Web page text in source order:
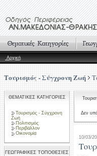
Αρχική
Τουρισμός - Σύγχρονη Ζωή
ΘΕΜΑΤΙΚΕΣ ΚΑΤΗΓΟΡΙΕΣ
Τουρισμός - Σύγχρονη
Ζωή
Πολιτισμός
Περιβάλλον
Οικονομία
ΓΕΩΓΡΑΦΙΚΕΣ ΤΟΠΟΘΕΣΙΕΣ
Δεν
10/03/